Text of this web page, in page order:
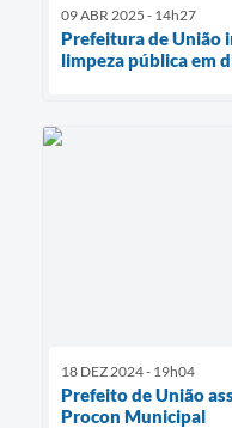
09 ABR 2025 - 14h27
Prefeitura de União
limpeza pública em
18 DEZ 2024 - 19h04
Prefeito de União
Procon Municipal